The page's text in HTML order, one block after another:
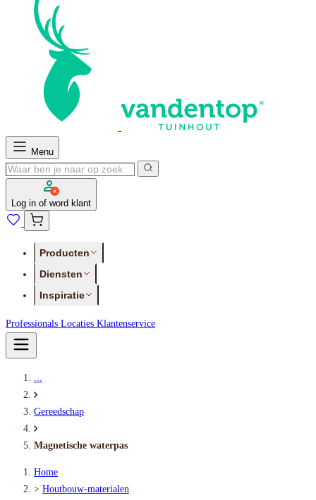
Menu
Log in of word klant
Producten
Diensten
Inspiratie
Professionals Locaties Klantenservice
...
Gereedschap
Magnetische waterpas
Home
> Houtbouw-materialen